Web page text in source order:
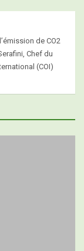
de CO2
Chef du
(COI)